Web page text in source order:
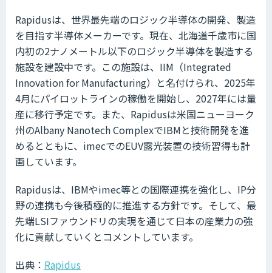
Rapidusは、世界最先端のロジック半導体の開発、製造
を目指す半導体メーカーです。現在、北海道千歳市に国
内初の2ナノメートル以下のロジック半導体を製造する
施設を建設中です。この施設は、IIM（Integrated
Innovation for Manufacturing）と名付けられ、2025年
4月にパイロットラインの稼働を開始し、2027年には量
産に移行予定です。また、Rapidusは米国ニューヨーク
州のAlbany Nanotech ComplexでIBMと技術開発を進
めるとともに、imecでのEUV露光装置の技術習得も計
画しています。
Rapidusは、IBMやimec等との国際連携を強化し、IP分
野の連携も今後積極的に推進する方針です。そして、最
先端LSIファウンドリの実現を通じて日本の産業力の強
化に貢献していくとコメントしています。
出典： Rapidus